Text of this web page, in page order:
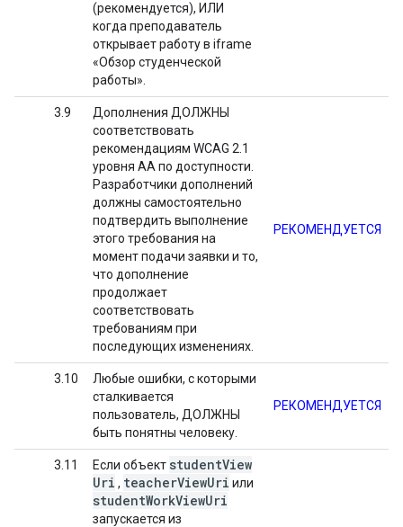
(рекомендуется), ИЛИ
когда преподаватель
открывает работу в iframe
«Обзор студенческой
работы».
3.9
Дополнения ДОЛЖНЫ
соответствовать
рекомендациям WCAG 2.1
уровня AA по доступности.
Разработчики дополнений
должны самостоятельно
подтвердить выполнение
этого требования на
момент подачи заявки и то,
что дополнение
продолжает
соответствовать
требованиям при
последующих изменениях.
РЕКОМЕНДУЕТСЯ
3.10
Любые ошибки, с которыми
сталкивается
пользователь, ДОЛЖНЫ
быть понятны человеку.
РЕКОМЕНДУЕТСЯ
3.11 Если объект studentView
Uri , teacherViewUri или
studentWorkViewUri
запускается из